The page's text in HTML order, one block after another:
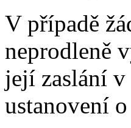
V případě
neprodleně
její zaslání
ustanovení